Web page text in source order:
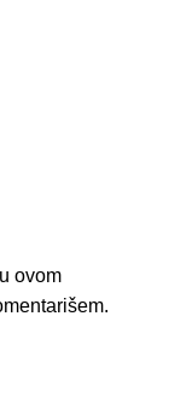
ovom